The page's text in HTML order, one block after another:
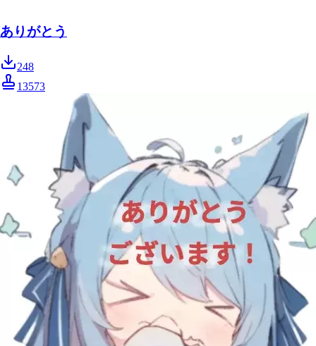
ありがとう
248
13573